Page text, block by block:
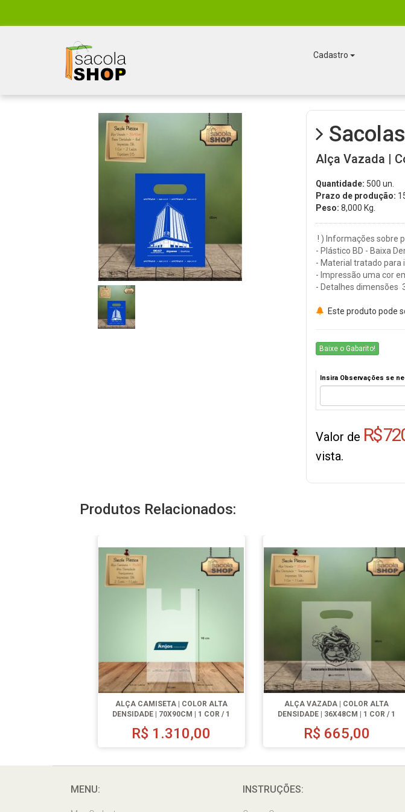
Cadastro
Alça Vazada |
Quantidade: 500 un.
Prazo de produção:
Peso: 8,000 Kg.
! ) Informações sobre
- Plástico BD - Baixa
- Material tratado para
- Impressão uma cor
- Detalhes dimensões
Este produto pode
Baixe o Gabarito!
Insira Observações se
Valor de R$
vista.
Produtos Relacionados:
ALÇA CAMISETA | COLOR ALTA
DENSIDADE | 70X90CM | 1 COR / 1
LADO | 500 UN.
R$ 1.310,00
ALÇA VAZADA | COLOR ALTA
DENSIDADE | 36X48CM | 1 COR / 1
LADO | 500 UN.
R$ 665,00
MENU: INSTRUÇÕES: